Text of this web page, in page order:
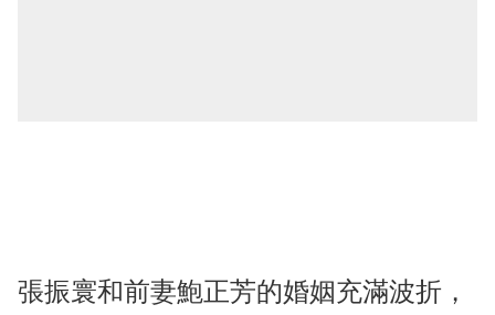
張振寰和前妻鮑正芳的婚姻充滿波折，